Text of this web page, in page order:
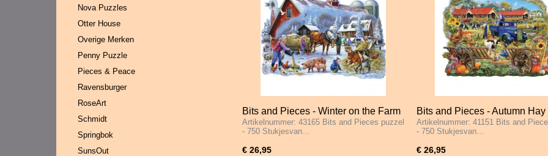
Nova Puzzles
Otter House
Overige Merken
Penny Puzzle
Pieces & Peace
Ravensburger
RoseArt
Schmidt
Springbok
SunsOut
Bits and Pieces - Winter on the Farm
- 750 Stukjes
Artikelnummer: 43165 Bits and Pieces puzzel
- 750 Stukjesvan…
€ 26,95
Bits and Pieces - Autumn Hay
750 Stukjes
Artikelnummer: 41151 Bits and
- 750 Stukjesvan…
€ 26,95